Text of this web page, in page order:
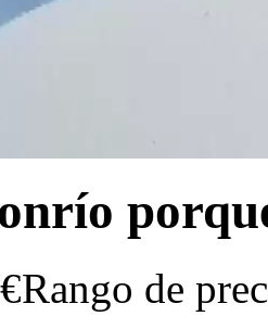
€Rango de